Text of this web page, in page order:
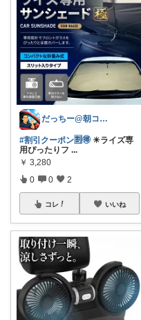
だっちー@朝コレ5時🚗カー用品探求家
#割引クーポン🈹🉐 ☀ライズ専
用ぴったりフ ...
￥ 3,280
0 0 2
コレ いいね